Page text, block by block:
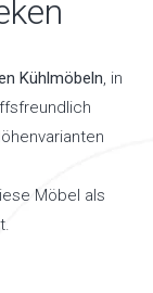
Kühlmöbeln, in
Möbel als